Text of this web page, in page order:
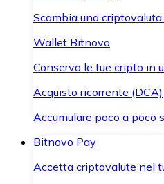
Scambia una
Wallet Bitnovo
Conserva le tue cripto in
Acquisto ricorrente (DCA)
Accumulare poco a poco
Bitnovo Pay
Accetta criptovalute nel